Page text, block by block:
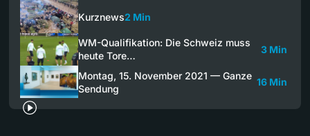
Kurznews2 Min
WM-Qualifikation: Die Schweiz muss
heute Tore…
3 Min
Montag, 15. November 2021 — Ganze
Sendung
16 Min